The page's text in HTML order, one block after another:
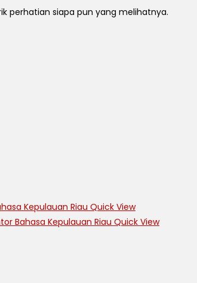
perhatian siapa pun yang melihatnya.
Quick View
Quick View